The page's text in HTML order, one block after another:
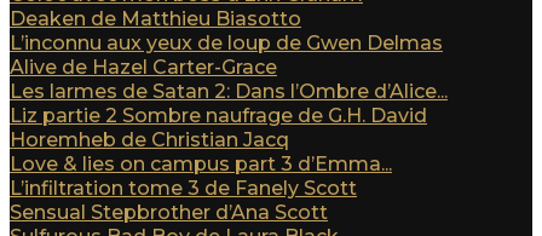
Deaken de Matthieu Biasotto
L’inconnu aux yeux de loup de Gwen Delmas
Alive de Hazel Carter-Grace
Les larmes de Satan 2: Dans l’Ombre d’Alice...
Liz partie 2 Sombre naufrage de G.H. David
Horemheb de Christian Jacq
Love & lies on campus part 3 d’Emma...
L’infiltration tome 3 de Fanely Scott
Sensual Stepbrother d’Ana Scott